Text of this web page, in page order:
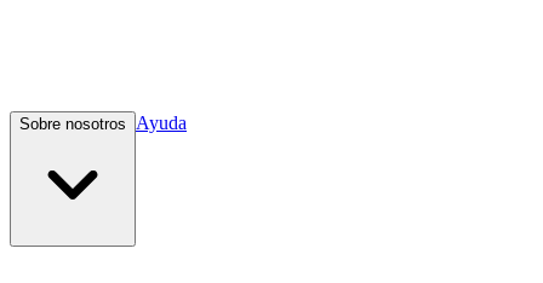
Sobre nosotros Ayuda